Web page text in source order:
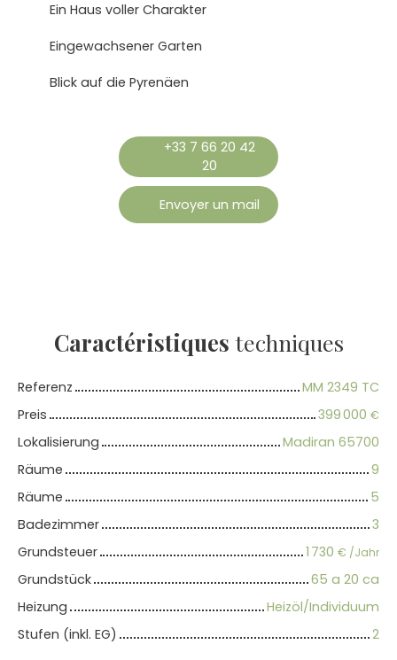
Ein Haus voller Charakter
Eingewachsener Garten
Blick auf die Pyrenäen
+33 7 66 20 42
20
Envoyer un mail
Caractéristiques techniques
Referenz
MM 2349 TC
Preis
399 000 €
Lokalisierung
Madiran 65700
Räume
9
Räume
5
Badezimmer
3
Grundsteuer
1 730 € /Jahr
Grundstück
65 a 20 ca
Heizung
Heizöl/Individuum
Stufen (inkl. EG)
2